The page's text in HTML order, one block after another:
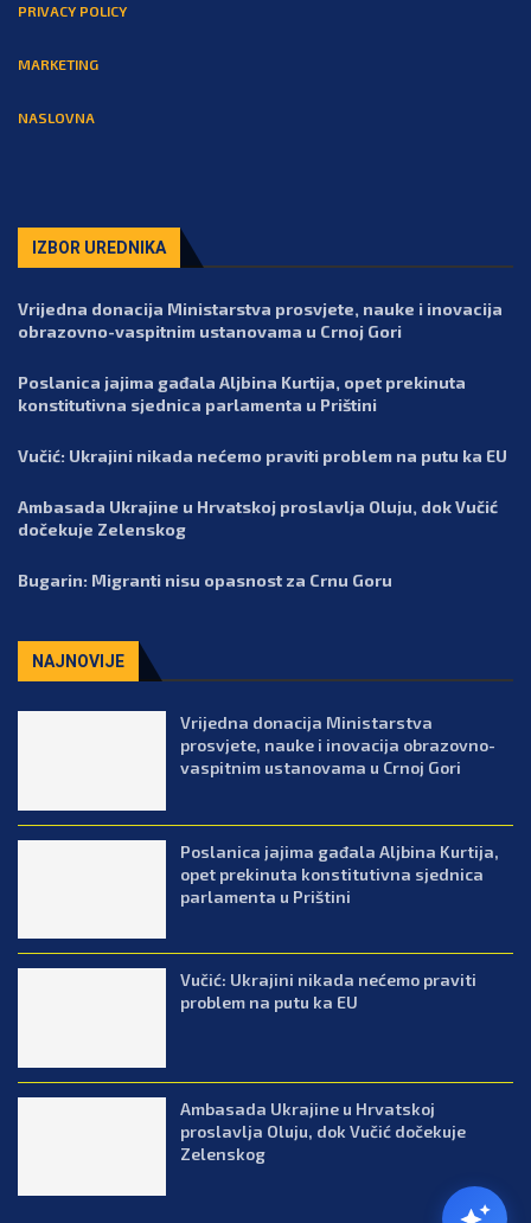
PRIVACY POLICY
MARKETING
NASLOVNA
IZBOR UREDNIKA
Vrijedna donacija Ministarstva prosvjete, nauke i inovacija
obrazovno-vaspitnim ustanovama u Crnoj Gori
Poslanica jajima gađala Aljbina Kurtija, opet prekinuta
konstitutivna sjednica parlamenta u Prištini
Vučić: Ukrajini nikada nećemo praviti problem na putu ka EU
Ambasada Ukrajine u Hrvatskoj proslavlja Oluju, dok Vučić
dočekuje Zelenskog
Bugarin: Migranti nisu opasnost za Crnu Goru
NAJNOVIJE
Vrijedna donacija Ministarstva
prosvjete, nauke i inovacija obrazovno-
vaspitnim ustanovama u Crnoj Gori
Poslanica jajima gađala Aljbina Kurtija,
opet prekinuta konstitutivna sjednica
parlamenta u Prištini
Vučić: Ukrajini nikada nećemo praviti
problem na putu ka EU
Ambasada Ukrajine u Hrvatskoj
proslavlja Oluju, dok Vučić dočekuje
Zelenskog